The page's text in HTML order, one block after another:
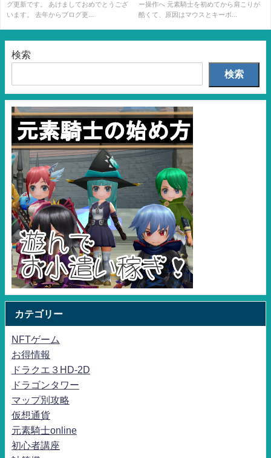
グ更新です。 あけましておめでとうござ
います。 去年からブログ更...
ー操作へ 元素騎士を初めてから肩こりが
酷くて、原因はマウスとキーボ...
検索
検索
カテゴリー
NFTゲーム
お得情報
ドラクエ３HD-2D
ドラゴンタワー
マップ別攻略
仮想通貨
元素騎士online
初心者講座